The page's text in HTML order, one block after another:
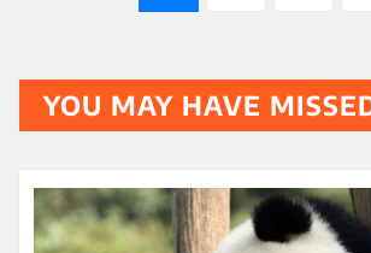
YOU MAY HAVE